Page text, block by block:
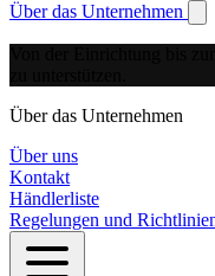
Über das Unternehmen
Über das Unternehmen
Über uns
Kontakt
Händlerliste
Regelungen und